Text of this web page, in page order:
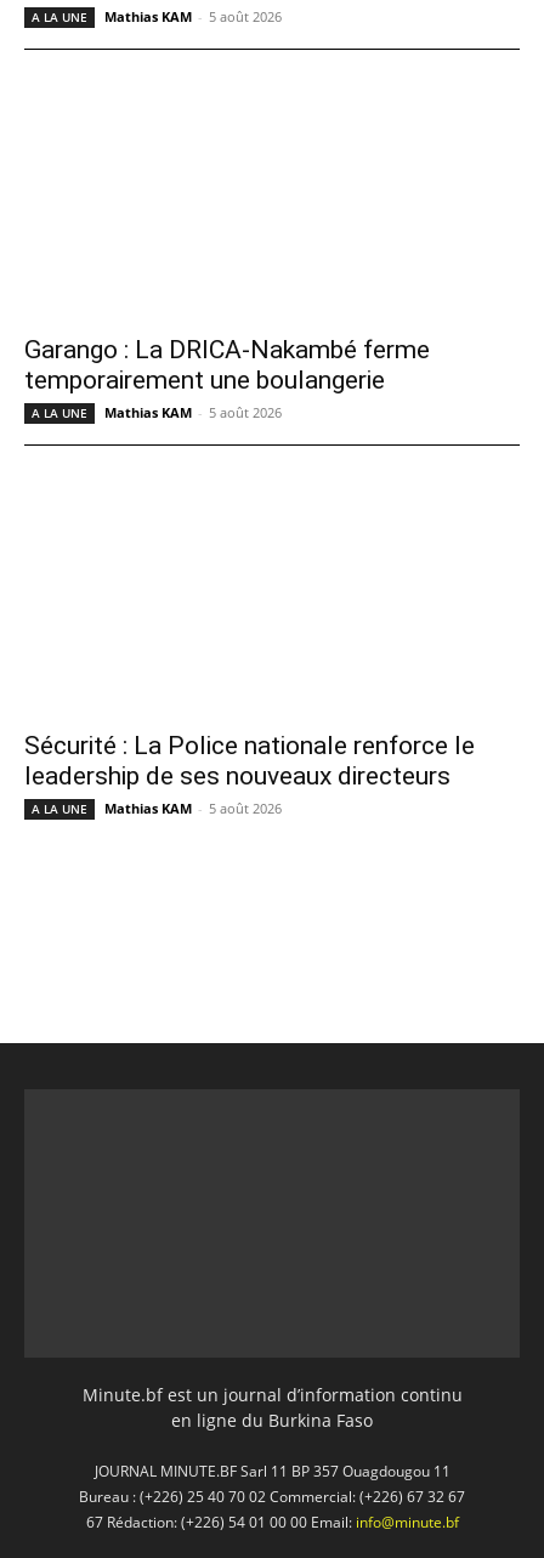
A LA UNE Mathias KAM - 5 août 2026
Garango : La DRICA-Nakambé ferme
temporairement une boulangerie
A LA UNE Mathias KAM - 5 août 2026
Sécurité : La Police nationale renforce le
leadership de ses nouveaux directeurs
A LA UNE Mathias KAM - 5 août 2026
Minute.bf est un journal d’information continu
en ligne du Burkina Faso
JOURNAL MINUTE.BF Sarl 11 BP 357 Ouagdougou 11
Bureau : (+226) 25 40 70 02 Commercial: (+226) 67 32 67
67 Rédaction: (+226) 54 01 00 00 Email: info@minute.bf